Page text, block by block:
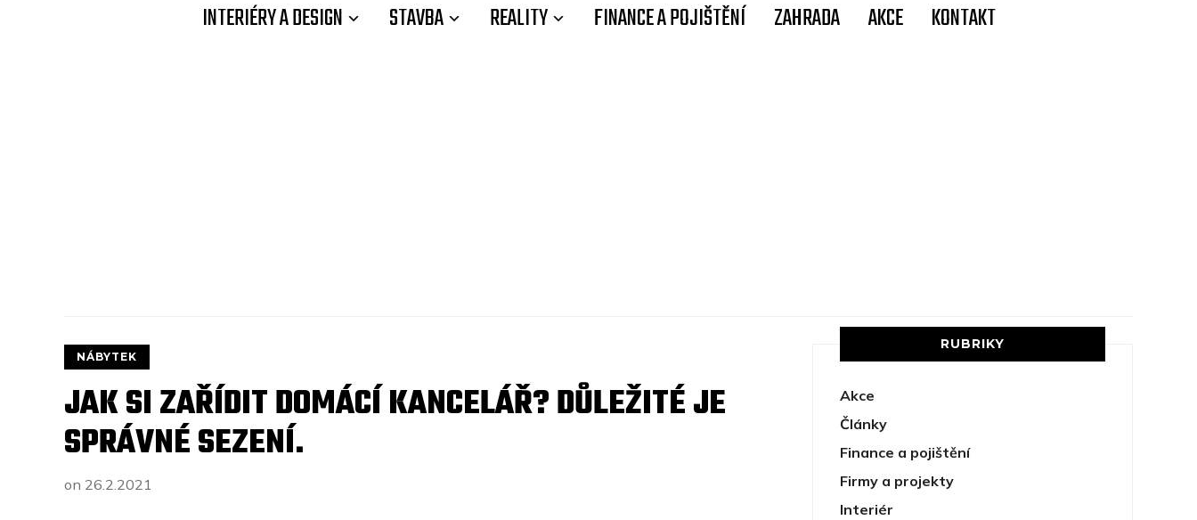
INTERIÉRY A DESIGN STAVBA REALITY FINANCE A POJIŠTĚNÍ ZAHRADA AKCE KONTAKT
NÁBYTEK
JAK SI ZAŘÍDIT DOMÁCÍ KANCELÁŘ? DŮLEŽITÉ JE
SPRÁVNÉ SEZENÍ.
on 26.2.2021
RUBRIKY
Akce
Články
Finance a pojištění
Firmy a projekty
Interiér